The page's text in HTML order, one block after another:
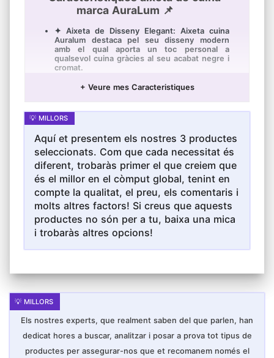
marca AuraLum 📌
✦ Aixeta de Disseny Elegant: Aixeta cuina
Auralum destaca pel seu disseny modern
amb el qual aporta un toc personal a
qualsevol cuina gràcies al seu acabat negre i
cromat.
pots col·locar-ho en qualsevol posició, amb el
senzill.
✦ Fàcil de Funcionar: Aixetes cuina aigüera li
permet controlar tant el flux d'aigua com la
temperatura amb una sola mà, la qual cosa ho
fa fàcil i segur d'usar.
✦ Estalvi d'Aigua: Aixeta amb airejador d'ABS
per al doll d'aigua més suau, permet estalviar
fins a un 30% d'aigua i la factura de l'aigua.
✦ Material d'Alta Qualitat: Usi cartutxos de
ceràmica d'alta qualitat dins de la seva
construcció de llautó sòlid, per la qual cosa
no sols durarà molt el mesclador de la cuina,
resistent en usar-la.
+ Veure mes Caracteristiques
Aquí et presentem els nostres 3 productes
seleccionats. Com que cada necessitat és
diferent, trobaràs primer el que creiem que
és el millor en el còmput global, tenint en
compte la qualitat, el preu, els comentaris i
molts altres factors! Si creus que aquests
productes no són per a tu, baixa una mica
i trobaràs altres opcions!
Els nostres experts, que realment saben del que parlen, han
dedicat hores a buscar, analitzar i posar a prova tot tipus de
productes per assegurar-nos que et recomanem només el